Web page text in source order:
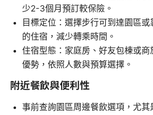
少2-3個月預訂較保險。
目標定位：選擇步行可到達園區
的住宿，減少轉乘時間。
住宿型態：家庭房、好友包棟或商
優勢，依照人數與預算選擇。
附近餐飲與便利性
事前查詢園區周邊餐飲選項，尤其